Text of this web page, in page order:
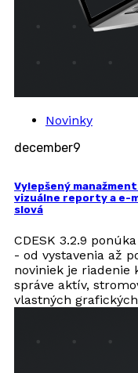
Novinky
december9
Vylepšený
vizuálne reporty a e-
slová
CDESK 3.2.9
- od vystavenia až
noviniek je riadenie
správe aktív,
vlastných